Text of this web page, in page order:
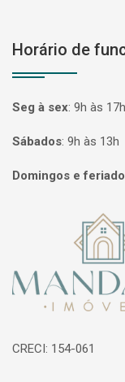
Horário de
Seg à sex: 9h às 17h
Sábados: 9h às 13h
Domingos e
Página inicial
CRECI: 154-061